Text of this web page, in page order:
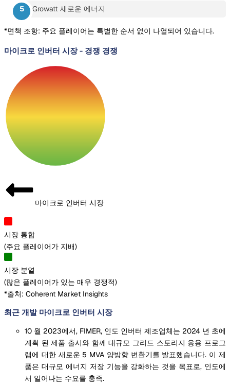
Growatt 새로운 에너지
*면책 조항: 주요 플레이어는 특별한 순서 없이 나열되어 있습니다.
마이크로 인버터 시장- 경쟁 경쟁
마이크로 인버터 시장
시장 통합
(주요 플레이어가 지배)
시장 분열
(많은 플레이어가 있는 매우 경쟁적)
*출처: Coherent Market Insights
최근 개발 마이크로 인버터 시장
10 월 2023에서, FIMER, 인도 인버터 제조업체는 2024 년 초에
계획 된 제품 출시와 함께 대규모 그리드 스토리지 응용 프로그
램에 대한 새로운 5 MVA 양방향 변환기를 발표했습니다. 이 제
품은 대규모 에너지 저장 기능을 강화하는 것을 목표로, 인도에
서 일어나는 수요를 충족.